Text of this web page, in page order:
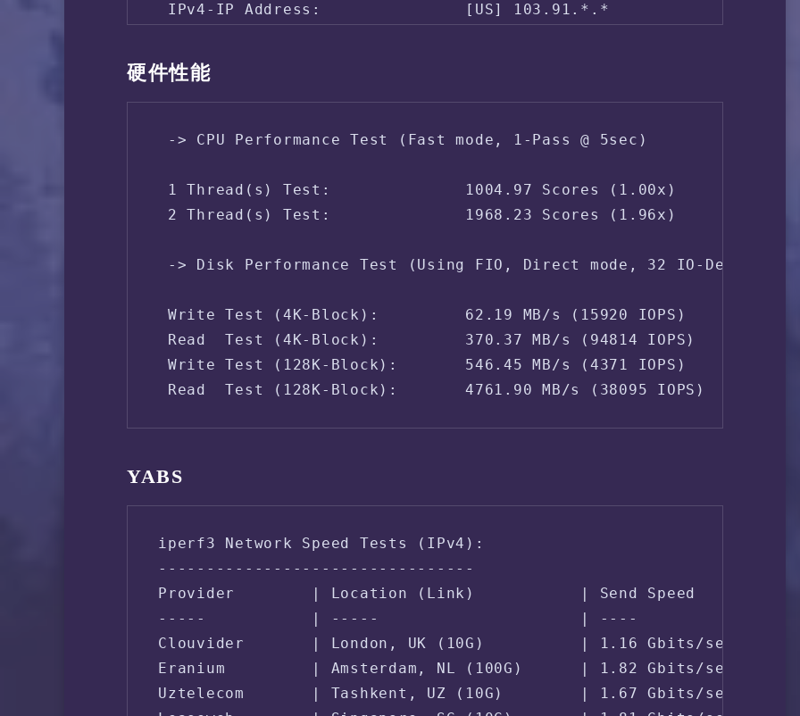
IPv4-IP Address:               [US] 103.91.*.*
IPv4-GeoIP Location:           United States California Los
IPv6-IP Address:               [US] 2401:1740::*:*
IPv6-GeoIP Location:           United States California Los
硬件性能
-> CPU Performance Test (Fast mode, 1-Pass @ 5sec)
1 Thread(s) Test:              1004.97 Scores (1.00x)
2 Thread(s) Test:              1968.23 Scores (1.96x)
-> Disk Performance Test (Using FIO, Direct mode, 32 IO-Depth)
Write Test (4K-Block):         62.19 MB/s (15920 IOPS)
Read  Test (4K-Block):         370.37 MB/s (94814 IOPS)
Write Test (128K-Block):       546.45 MB/s (4371 IOPS)
Read  Test (128K-Block):       4761.90 MB/s (38095 IOPS)
YABS
iperf3 Network Speed Tests (IPv4):
---------------------------------
Provider        | Location (Link)           | Send Speed      |
-----           | -----                     | ----            |
Clouvider       | London, UK (10G)          | 1.16 Gbits/sec  | 476
Eranium         | Amsterdam, NL (100G)      | 1.82 Gbits/sec  |
Uztelecom       | Tashkent, UZ (10G)        | 1.67 Gbits/sec  | 336